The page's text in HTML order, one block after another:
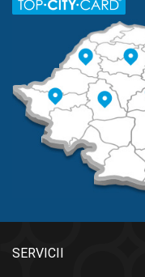
SERVICII